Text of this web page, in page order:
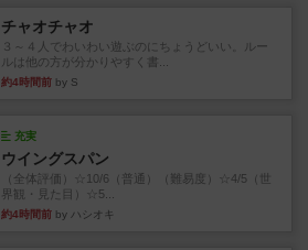
チャオチャオ
３～４人でわいわい遊ぶのにちょうどいい。ルー
ルは他の方が分かりやすく書...
約4時間前 by S
充実
ウイングスパン
（全体評価）☆10/6（普通）（難易度）☆4/5（世
界観・見た目）☆5...
約4時間前 by ハシオキ